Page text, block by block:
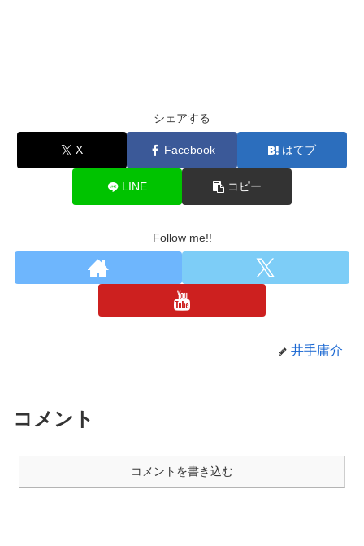
シェアする
X Facebook はてブ
LINE コピー
Follow me!!
井手庸介
コメント
コメントを書き込む